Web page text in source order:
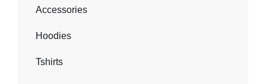
Accessories
Hoodies
Tshirts